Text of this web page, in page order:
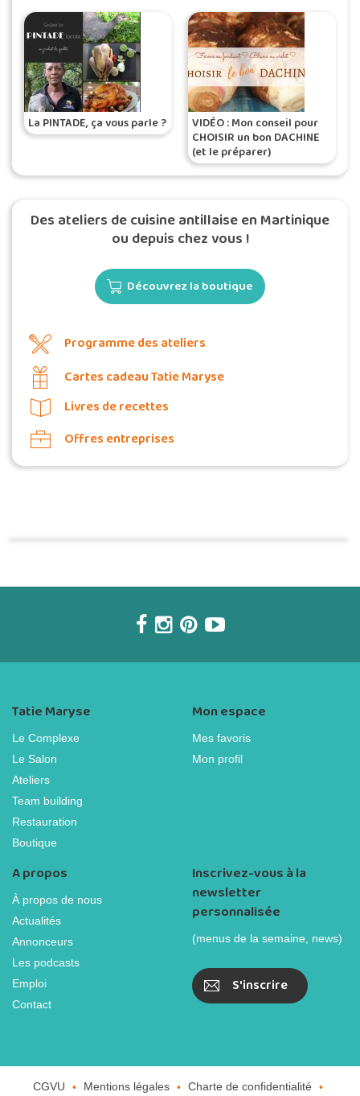
La PINTADE, ça vous parle ?
VIDÉO : Mon conseil pour
CHOISIR un bon DACHINE
(et le préparer)
Des ateliers de cuisine antillaise en Martinique
ou depuis chez vous !
Découvrez la boutique
Programme des ateliers
Cartes cadeau Tatie Maryse
Livres de recettes
Offres entreprises
Tatie Maryse
Le Complexe
Le Salon
Ateliers
Team building
Restauration
Boutique
Mon espace
Mes favoris
Mon profil
A propos
À propos de nous
Actualités
Annonceurs
Les podcasts
Emploi
Contact
Inscrivez-vous à la
newsletter
personnalisée
(menus de la semaine, news)
S'inscrire
CGVU Mentions légales Charte de confidentialité